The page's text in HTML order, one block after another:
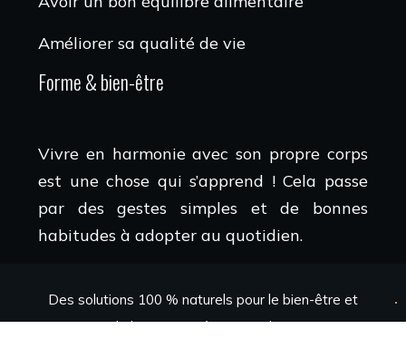
Améliorer sa qualité de vie
Forme & bien-être
Vivre en harmonie avec son propre corps
est une chose qui s’apprend ! Cela passe
par des gestes simples et de bonnes
habitudes à adopter au quotidien.
Des solutions 100 % naturels pour le bien-être et
la bonne santé au quotidien